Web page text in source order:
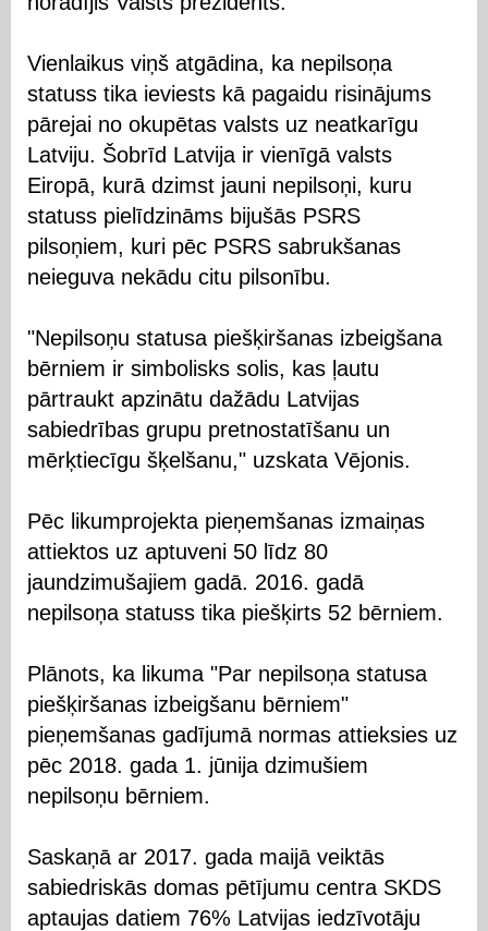
Vienlaikus viņš atgādina, ka nepilsoņa
statuss tika ieviests kā pagaidu risinājums
pārejai no okupētas valsts uz neatkarīgu
Latviju. Šobrīd Latvija ir vienīgā valsts
Eiropā, kurā dzimst jauni nepilsoņi, kuru
statuss pielīdzināms bijušās PSRS
pilsoņiem, kuri pēc PSRS sabrukšanas
neieguva nekādu citu pilsonību.
"Nepilsoņu statusa piešķiršanas izbeigšana
bērniem ir simbolisks solis, kas ļautu
pārtraukt apzinātu dažādu Latvijas
sabiedrības grupu pretnostatīšanu un
mērķtiecīgu šķelšanu," uzskata Vējonis.
Pēc likumprojekta pieņemšanas izmaiņas
attiektos uz aptuveni 50 līdz 80
jaundzimušajiem gadā. 2016. gadā
nepilsoņa statuss tika piešķirts 52 bērniem.
Plānots, ka likuma "Par nepilsoņa statusa
piešķiršanas izbeigšanu bērniem"
pieņemšanas gadījumā normas attieksies uz
pēc 2018. gada 1. jūnija dzimušiem
nepilsoņu bērniem.
Saskaņā ar 2017. gada maijā veiktās
sabiedriskās domas pētījumu centra SKDS
aptaujas datiem 76% Latvijas iedzīvotāju